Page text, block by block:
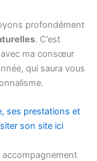
profondément
. C’est
avec ma consœur
qui saura vous
ses prestations et
son site ici